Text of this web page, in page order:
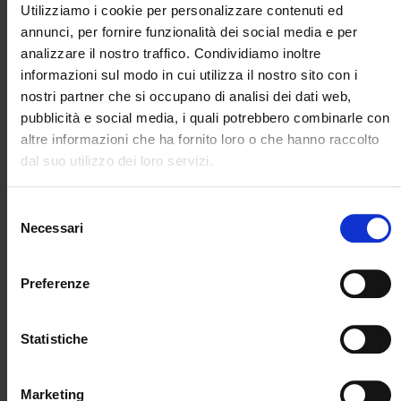
Utilizziamo i cookie per personalizzare contenuti ed
annunci, per fornire funzionalità dei social media e per
analizzare il nostro traffico. Condividiamo inoltre
informazioni sul modo in cui utilizza il nostro sito con i
nostri partner che si occupano di analisi dei dati web,
pubblicità e social media, i quali potrebbero combinarle con
altre informazioni che ha fornito loro o che hanno raccolto
dal suo utilizzo dei loro servizi.
delNecessari
Preferenze
Statistiche
Marketing
Le collezioni librarie sono orientate allo sviluppo delle
discipline geofisiche quali: la Sismologia, la
Vulcanologia, la Climatologia e l'Oceanografia.
Il prestito dei libri è ristretto agli utenti interni e
accessibile attraverso una biblioteca pubblica o
universitaria che garantisca lo stesso tipo di servizi.
Il catalogo della biblioteca della Sezione INGV di
Bologna è consultabile tramite il
Per informazioni e richieste rivolgersi alla
Chiodetti
all'indirizzo: annagrazia.chiodetti@ingv.it .\
tutti i servizi bibliotecari dell'Ente